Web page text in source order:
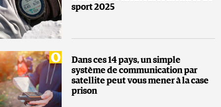
sport 2025
Dans ces 14 pays, un simple
système de communication par
satellite peut vous mener à la case
prison